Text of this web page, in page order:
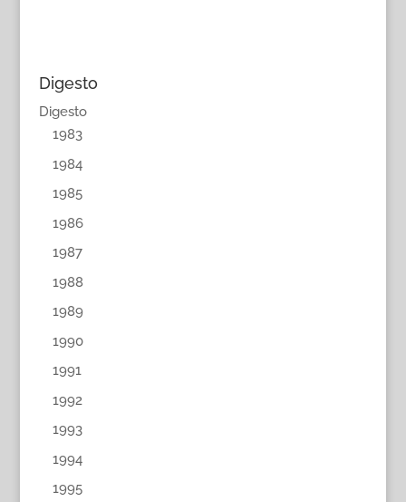
Digesto
Digesto
1983
1984
1985
1986
1987
1988
1989
1990
1991
1992
1993
1994
1995